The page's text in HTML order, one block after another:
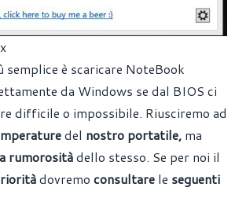
semplice è scaricare NoteBook
da Windows se dal BIOS ci
difficile o impossibile. Riusciremo ad
del nostro portatile, ma
rumorositàdello stesso. Se per noi il
dovremo consultare le seguenti